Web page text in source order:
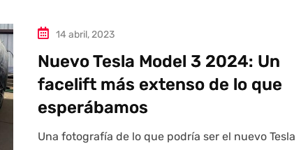
14 abril, 2023
Nuevo Tesla Model 3 2024: Un
facelift más extenso de lo que
esperábamos
Una fotografía de lo que podría ser el nuevo Tesla